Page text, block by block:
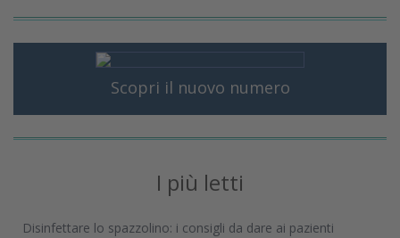
Scopri il nuovo numero
I più letti
Disinfettare lo spazzolino: i consigli da dare ai pazienti